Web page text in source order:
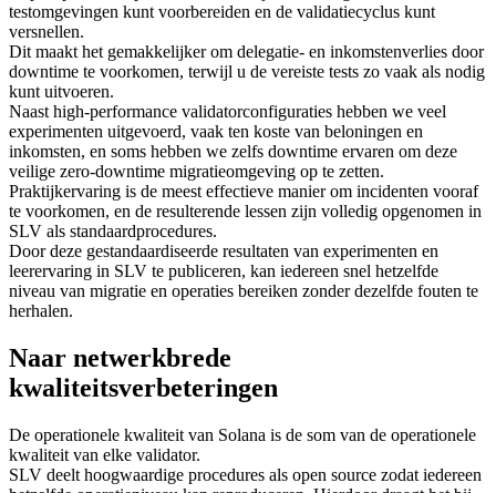
testomgevingen kunt voorbereiden en de validatiecyclus kunt
versnellen.
Dit maakt het gemakkelijker om delegatie- en inkomstenverlies door
downtime te voorkomen, terwijl u de vereiste tests zo vaak als nodig
kunt uitvoeren.
Naast high-performance validatorconfiguraties hebben we veel
experimenten uitgevoerd, vaak ten koste van beloningen en
inkomsten, en soms hebben we zelfs downtime ervaren om deze
veilige zero-downtime migratieomgeving op te zetten.
Praktijkervaring is de meest effectieve manier om incidenten vooraf
te voorkomen, en de resulterende lessen zijn volledig opgenomen in
SLV als standaardprocedures.
Door deze gestandaardiseerde resultaten van experimenten en
leerervaring in SLV te publiceren, kan iedereen snel hetzelfde
niveau van migratie en operaties bereiken zonder dezelfde fouten te
herhalen.
Naar netwerkbrede
kwaliteitsverbeteringen
De operationele kwaliteit van Solana is de som van de operationele
kwaliteit van elke validator.
SLV deelt hoogwaardige procedures als open source zodat iedereen